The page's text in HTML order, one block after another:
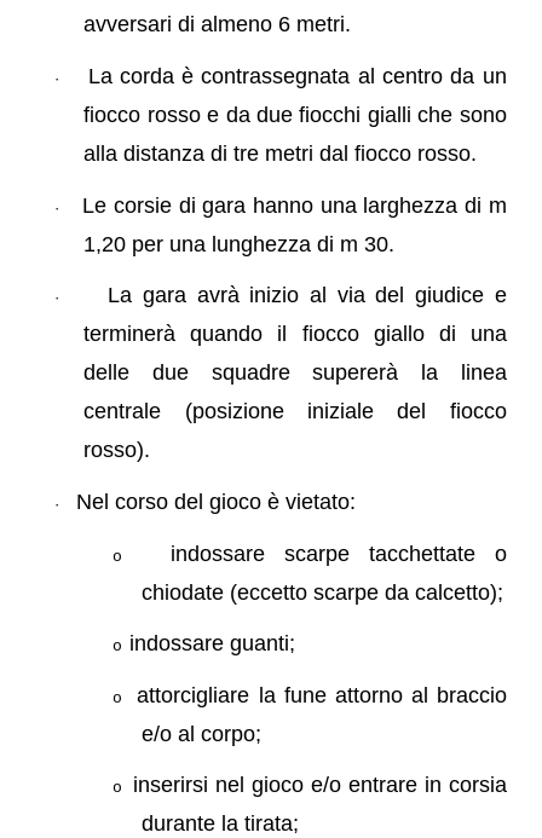
avversari di almeno 6 metri.
·
La corda è contrassegnata al centro da un
fiocco rosso e da due fiocchi gialli che sono
alla distanza di tre metri dal fiocco rosso.
·
Le corsie di gara hanno una larghezza di m
1,20 per una lunghezza di m 30.
·
La gara avrà inizio al via del giudice e
terminerà quando il fiocco giallo di una
delle due squadre supererà la linea
centrale (posizione iniziale del fiocco
rosso).
· Nel corso del gioco è vietato:
o
indossare scarpe tacchettate o
chiodate (eccetto scarpe da calcetto);
o indossare guanti;
o
attorcigliare la fune attorno al braccio
e/o al corpo;
o
inserirsi nel gioco e/o entrare in corsia
durante la tirata;